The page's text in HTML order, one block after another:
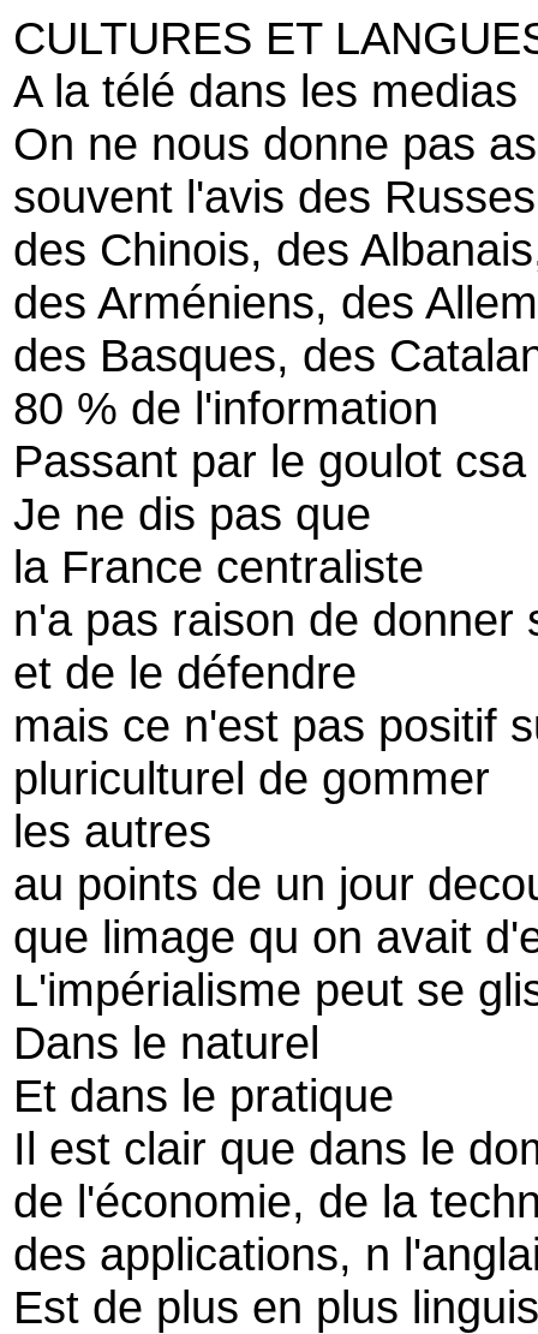
CULTURES ET
A la télé dans les medias
On ne nous donne pas
souvent l'avis des
des Chinois, des
des Arméniens, des
des Basques, des
80 % de l'information
Passant par le goulot
Je ne dis pas que
la France centraliste
n'a pas raison de donner
et de le défendre
mais ce n'est pas positif
pluriculturel de gommer
les autres
au points de un jour
que limage qu on avait
L'impérialisme peut se
Dans le naturel
Et dans le pratique
Il est clair que dans le
de l'économie, de la
des applications, n
Est de plus en plus